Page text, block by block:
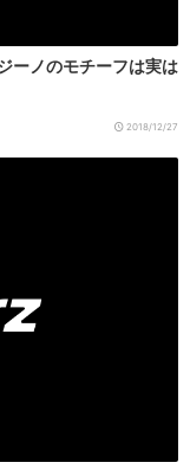
ーノのモチーフは実は
2018/12/27